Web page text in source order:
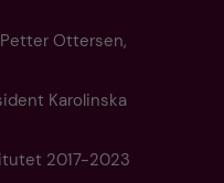
Ottersen,
Karolinska
2017-2023